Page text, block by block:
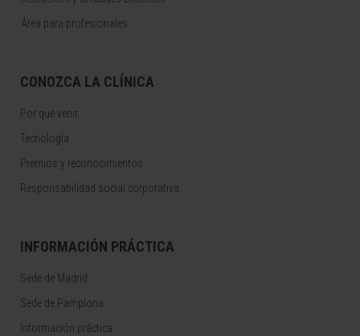
Área para profesionales
CONOZCA LA CLÍNICA
Por qué venir
Tecnología
Premios y reconocimientos
Responsabilidad social corporativa
INFORMACIÓN PRÁCTICA
Sede de Madrid
Sede de Pamplona
Información práctica